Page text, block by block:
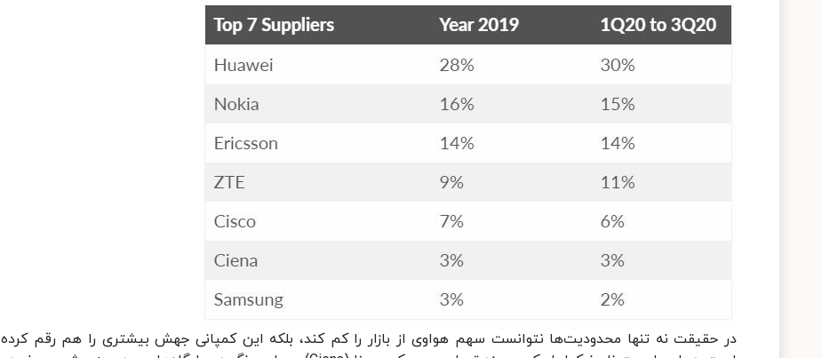
در حقیقت نه تنها محدودیت‌ها نتوانست سهم هواوی از بازار را کم کند، بلکه این کمپانی جهش بیشتری را هم رقم کرده